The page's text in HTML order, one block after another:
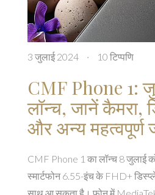
3 जुलाई 2024 · 10 टिप्पणि
CMF Phone 1:
लॉन्च, जानें कैमरा,
और अन्य महत्वपूर्ण
CMF Phone 1 का लॉन्च 8 जुलाई
स्मार्टफोन 6.55-इंच के FHD+